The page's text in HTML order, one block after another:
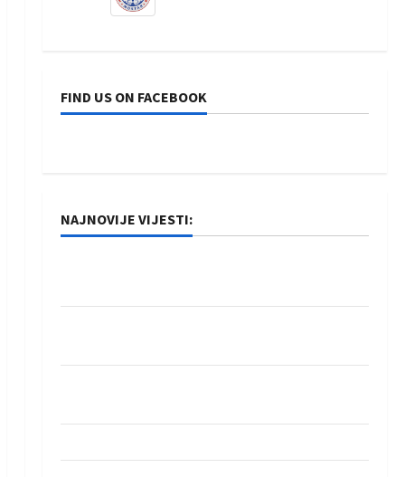
FIND US ON FACEBOOK
NAJNOVIJE VIJESTI: